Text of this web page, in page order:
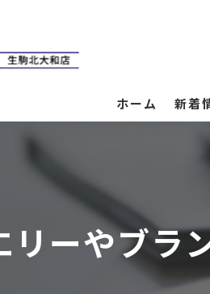
ホーム 新着
リーやブラ